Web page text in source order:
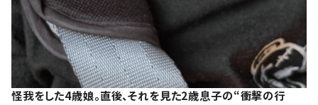
怪我をした4歳娘。直後、それを見た2歳息子の“衝撃の行